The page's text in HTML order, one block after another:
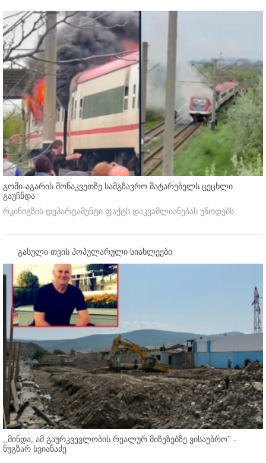
გომი-აგარის მონაკვეთზე სამგზავრო მატარებელს ცეცხლი
გაუჩნდა
რკინიგზის დეპარტამენტი ფაქტს დაკვამლიანებას უწოდებს.
გასული თვის პოპულარული სიახლეები
,,მინდა, ამ გაურკვევლობის რეალურ მიზეზებზე ვისაუბრო'' -
ნუგზარ სვიანაძე